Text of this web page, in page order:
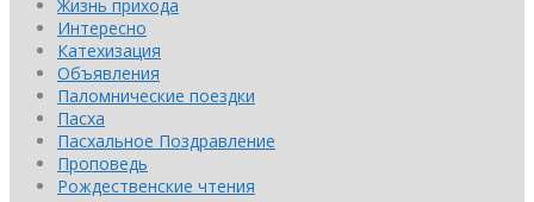
Жизнь прихода
Интересно
Катехизация
Объявления
Паломнические поездки
Пасха
Пасхальное Поздравление
Проповедь
Рождественские чтения